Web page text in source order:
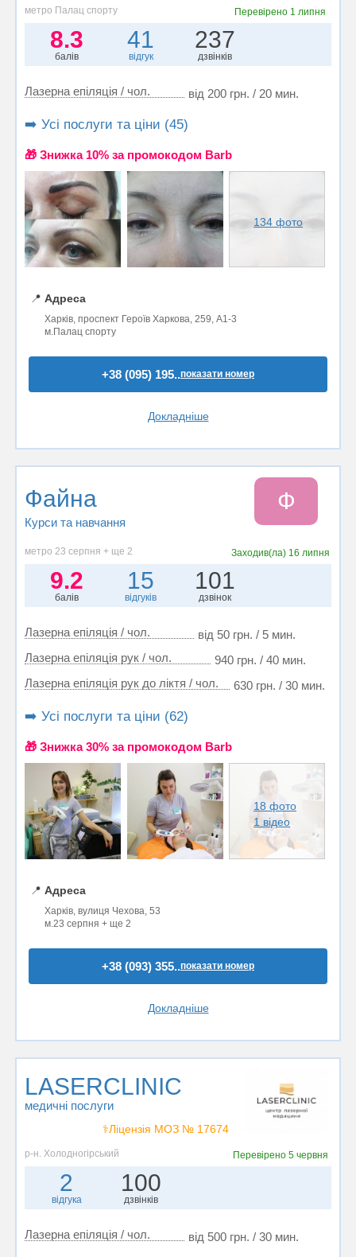
метро Палац спорту Перевірено 1 липня
8.3
балів
41
відгук
237
дзвінків
Лазерна епіляція / чол. від 200 грн. / 20 мин.
➡️ Усі послуги та ціни (45)
🎁 Знижка 10% за промокодом Barb
134 фото
📍 Адреса
Харків, проспект Героїв Харкова, 259, А1-3
м.Палац спорту
+38 (095) 195..показати номер
Докладніше
Файна
Курси та навчання
Ф
метро 23 серпня + ще 2 Заходив(ла) 16 липня
9.2
балів
15
відгуків
101
дзвінок
Лазерна епіляція / чол.
від 50 грн. / 5 мин.
Лазерна епіляція рук / чол.
940 грн. / 40 мин.
Лазерна епіляція рук до ліктя / чол.
630 грн. / 30 мин.
➡️ Усі послуги та ціни (62)
🎁 Знижка 30% за промокодом Barb
18 фото
1 відео
📍 Адреса
Харків, вулиця Чехова, 53
м.23 серпня + ще 2
+38 (093) 355..показати номер
Докладніше
LASERCLINIC
медичні послуги
⚕️Ліцензія МОЗ № 17674
р-н. Холодногірський Перевірено 5 червня
2
відгука
100
дзвінків
Лазерна епіляція / чол. від 500 грн. / 30 мин.